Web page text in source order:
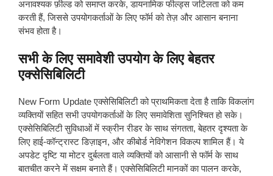
अनावश्यक फ़ील्ड को समाप्त करके, डायनामिक फील्ड्स जटिलता को कम
करती हैं, जिससे उपयोगकर्ताओं के लिए फॉर्म को तेज़ और आसान बनाना
संभव होता है।
सभी के लिए समावेशी उपयोग के लिए बेहतर
एक्सेसिबिलिटी
New Form Update एक्सेसिबिलिटी को प्राथमिकता देता है ताकि विकलांग
व्यक्तियों सहित सभी उपयोगकर्ताओं के लिए समावेशिता सुनिश्चित हो सके।
एक्सेसिबिलिटी सुविधाओं में स्क्रीन रीडर के साथ संगतता, बेहतर दृश्यता के
लिए हाई-कॉन्ट्रास्ट डिज़ाइन, और कीबोर्ड नेविगेशन विकल्प शामिल हैं। ये
अपडेट दृष्टि या मोटर दुर्बलता वाले व्यक्तियों को आसानी से फॉर्म के साथ
बातचीत करने में सक्षम बनाते हैं। एक्सेसिबिलिटी मानकों का पालन करके,